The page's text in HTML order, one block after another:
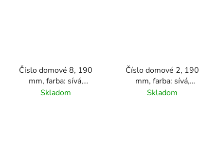
Číslo domové 8, 190
mm, farba: sívá,
materiál hliník
Skladom
Číslo domové 2, 190
mm, farba: sívá,
materiál hliník
Skladom